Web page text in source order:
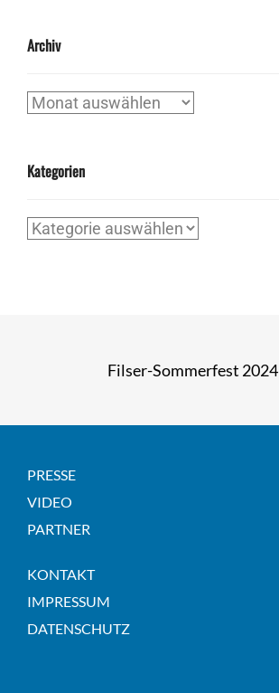
Archiv
Archiv
Kategorien
Kategorien
Filser-Sommerfest 2024
PRESSE
VIDEO
PARTNER
KONTAKT
IMPRESSUM
DATENSCHUTZ